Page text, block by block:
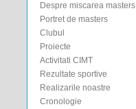
Despre miscarea masters
Portret de masters
Clubul
Proiecte
Activitati CIMT
Rezultate sportive
Realizarile noastre
Cronologie